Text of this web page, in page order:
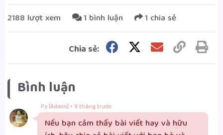
2188 lượt xem
1 bình luận 1 chia sẻ
Chia sẻ:
Bình luận
Py [Admin] · 9 tháng trước
Nếu bạn cảm thấy bài viết hay và hữu